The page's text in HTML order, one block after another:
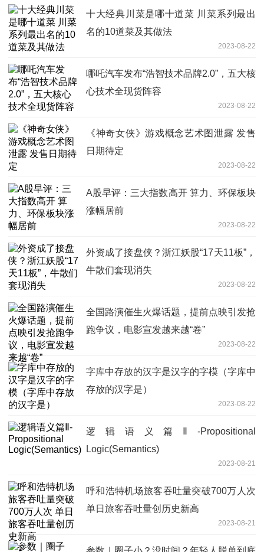
十大经典川菜是哪十道菜 川菜系列最出
名的10道菜及其做法
2023-08-22
哪吒汽车发布“浩智技术品牌2.0”，五大核
心技术全现货阵容
2023-08-22
《神奇女侠》游戏概念艺术图泄露 发售
日期待定
2023-08-22
A股早评：三大指数高开 算力、环保板块
涨幅居前
2023-08-22
外资成了接盘侠？浙江妖股“17天11板”，
牛散们套现消失
2023-08-22
全国路演催生火爆话题，提前点映引发抢
跑争议，电影宣发越来越“卷”
2023-08-22
字库中存放的汉字是汉字的字模（字库中
存放的汉字是）
2023-08-22
逻辑语义篇Ⅱ-Propositional
Logic(Semantics)
2023-08-21
呼和浩特机场旅客吞吐量突破700万人次
单日旅客吞吐量创历史新高
2023-08-21